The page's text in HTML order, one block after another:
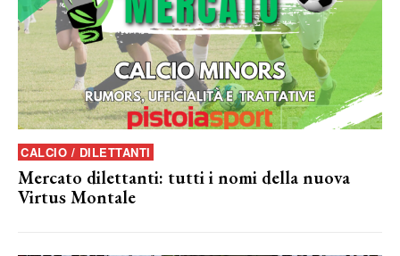
CALCIO / DILETTANTI
Mercato dilettanti: tutti i nomi della nuova
Virtus Montale